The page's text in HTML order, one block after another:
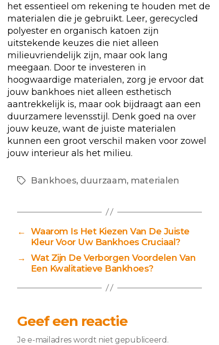
het essentieel om rekening te houden met de
materialen die je gebruikt. Leer, gerecycled
polyester en organisch katoen zijn
uitstekende keuzes die niet alleen
milieuvriendelijk zijn, maar ook lang
meegaan. Door te investeren in
hoogwaardige materialen, zorg je ervoor dat
jouw bankhoes niet alleen esthetisch
aantrekkelijk is, maar ook bijdraagt aan een
duurzamere levensstijl. Denk goed na over
jouw keuze, want de juiste materialen
kunnen een groot verschil maken voor zowel
jouw interieur als het milieu.
TagsBankhoes, duurzaam, materialen
← Waarom Is Het Kiezen Van De Juiste
Kleur Voor Uw Bankhoes Cruciaal?
→ Wat Zijn De Verborgen Voordelen Van
Een Kwalitatieve Bankhoes?
Geef een reactie
Je e-mailadres wordt niet gepubliceerd.